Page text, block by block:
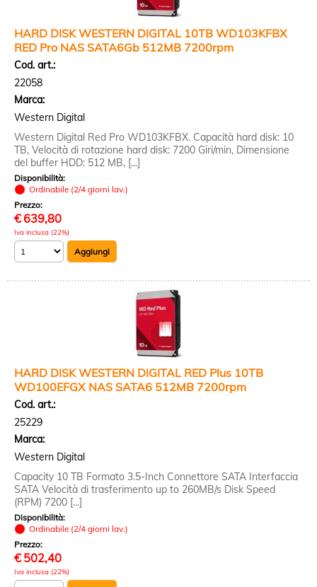
HARD DISK WESTERN DIGITAL 10TB WD103KFBX
RED Pro NAS SATA6Gb 512MB 7200rpm
Cod. art.:
22058
Marca:
Western Digital
Western Digital Red Pro WD103KFBX. Capacità hard disk: 10
TB, Velocità di rotazione hard disk: 7200 Giri/min, Dimensione
del buffer HDD: 512 MB, [...]
Disponibilità:
Ordinabile (2/4 giorni lav.)
Prezzo:
€ 639,80
Iva inclusa (22%)
HARD DISK WESTERN DIGITAL RED Plus 10TB
WD100EFGX NAS SATA6 512MB 7200rpm
Cod. art.:
25229
Marca:
Western Digital
Capacity 10 TB Formato 3.5-Inch Connettore SATA Interfaccia
SATA Velocità di trasferimento up to 260MB/s Disk Speed
(RPM) 7200 [...]
Disponibilità:
Ordinabile (2/4 giorni lav.)
Prezzo:
€ 502,40
Iva inclusa (22%)